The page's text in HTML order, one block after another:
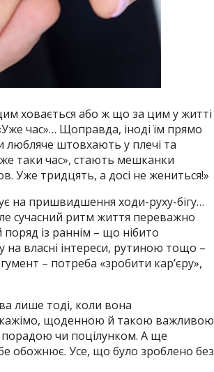
ховається або ж що за цим у житті
час»… Щоправда, іноді їм прямо
любляче штовхають у плечі та
таки час», стають мешканки
Уже тридцять, а досі не жениться!»
на пришвидшення ходи-руху-бігу…
сучасний ритм життя переважно
із раннім – що нібито
власні інтереси, рутиною тощо –
– потреба «зробити кар’єру»,
лише тоді, коли вона
щоденною й такою важливою
чи поцілунком. А ще
обожнює. Усе, що було зроблено без